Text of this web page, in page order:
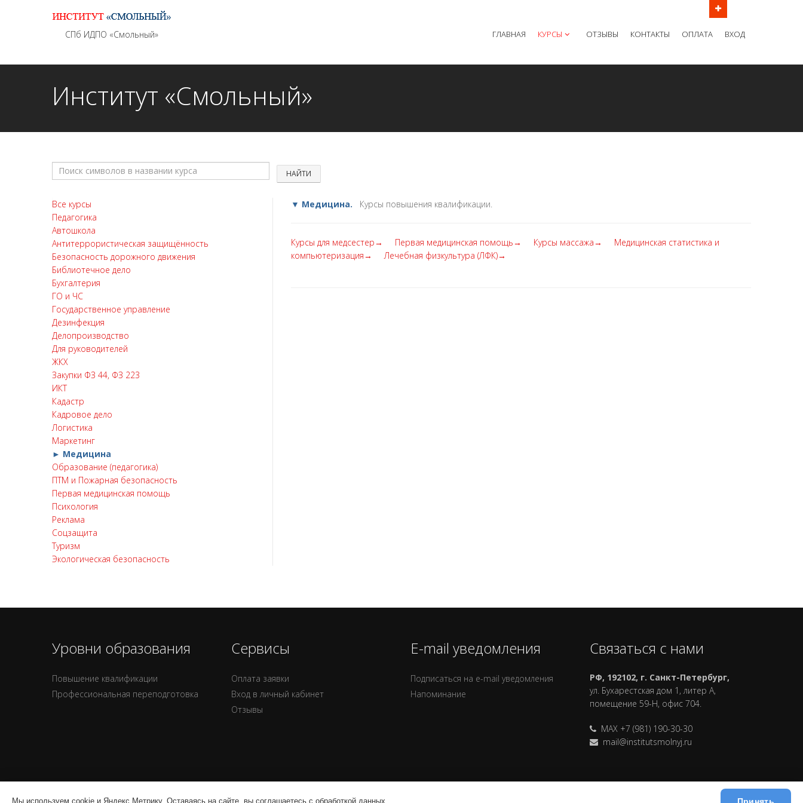
mail@institutsmolnyj.ru
СПб ИДПО «Смольный» ГЛАВНАЯ КУРСЫ ОТЗЫВЫ КОНТАКТЫ ОПЛАТА ВХОД
Институт «Смольный»
Все курсы
Педагогика
Автошкола
Антитеррористическая защищённость
Безопасность дорожного движения
Библиотечное дело
Бухгалтерия
ГО и ЧС
Государственное управление
Дезинфекция
Делопроизводство
Для руководителей
ЖКХ
Закупки ФЗ 44, ФЗ 223
ИКТ
Кадастр
Кадровое дело
Логистика
Маркетинг
► Медицина
Образование (педагогика)
ПТМ и Пожарная безопасность
Первая медицинская помощь
Психология
Реклама
Соцзащита
Туризм
Экологическая безопасность
▼ Медицина. Курсы повышения квалификации.
Курсы для медсестер→ Первая медицинская помощь→ Курсы массажа→
Медицинская статистика и
компьютеризация→
Лечебная физкультура (ЛФК)→
Уровни образования
Повышение квалификации
Профессиональная переподготовка
Сервисы
Оплата заявки
Вход в личный кабинет
Отзывы
E-mail уведомления
Подписаться на e-mail уведомления
Напоминание
Связаться с нами
РФ, 192102, г. Санкт-Петербург,
ул. Бухарестская дом 1, литер А,
помещение 59-Н, офис 704.
MAX +7 (981) 190-30-30
mail@institutsmolnyj.ru
Мы используем cookie и Яндекс Метрику. Оставаясь на сайте, вы соглашаетесь с обработкой данных.